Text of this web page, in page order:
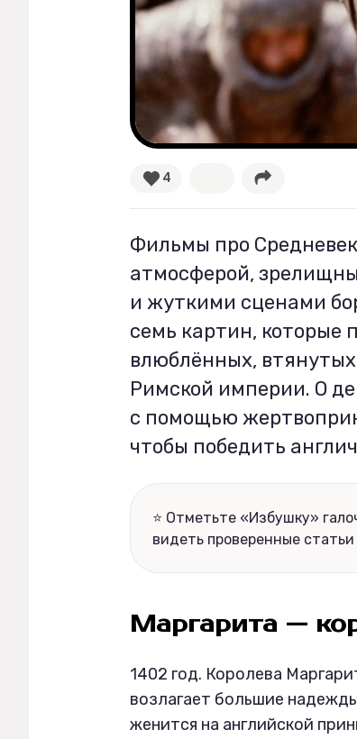
Секспросвет
Великие женщины
4
Фильмы про
атмосферой,
и жуткими сценами
семь картин, которые
влюблённых,
Римской империи. О
с помощью
чтобы победить
⭐ Отметьте «Избушку»
видеть проверенные
Маргарита —
1402 год. Королева
возлагает большие
женится на английской